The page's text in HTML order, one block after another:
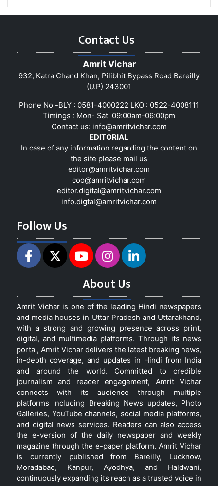
Contact Us
Amrit Vichar
932, Katra Chand Khan, Pilibhit Bypass Road Bareilly
(U.P) 243001
Phone No:-BLY : 0581-4000222 LKO : 0522-4008111
Timings : Mon- Sat, 09:00am-06:00pm
Contact us: info@amritvichar.com
EDITORIAL
In case of any information regarding the content on
the site please mail us
editor@amritvichar.com
coo@amritvichar.com
editor.digital@amritvichar.com
info.digtal@amritvichar.com
Follow Us
About Us
Amrit Vichar is one of the leading Hindi newspapers
and media houses in Uttar Pradesh and Uttarakhand,
with a strong and growing presence across print,
digital, and multimedia platforms. Through its news
portal, Amrit Vichar delivers the latest breaking news,
in-depth coverage, and updates in Hindi from India
and around the world. Committed to credible
journalism and reader engagement, Amrit Vichar
connects with its audience through multiple
platforms including Breaking News updates, Photo
Galleries, YouTube channels, social media platforms,
and digital news services. Readers can also access
the e-version of the daily newspaper and weekly
magazine through the e-paper platform. Amrit Vichar
is currently published from Bareilly, Lucknow,
Moradabad, Kanpur, Ayodhya, and Haldwani,
continuously expanding its reach as a trusted voice in